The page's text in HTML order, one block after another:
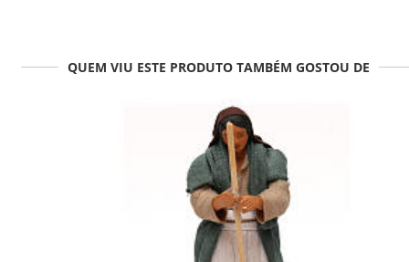
QUEM VIU ESTE PRODUTO TAMBÉM GOSTOU DE